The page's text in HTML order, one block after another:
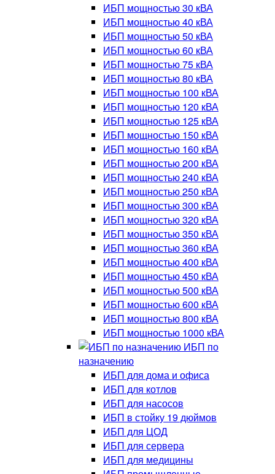
ИБП мощностью 30 кВА
ИБП мощностью 40 кВА
ИБП мощностью 50 кВА
ИБП мощностью 60 кВА
ИБП мощностью 75 кВА
ИБП мощностью 80 кВА
ИБП мощностью 100 кВА
ИБП мощностью 120 кВА
ИБП мощностью 125 кВА
ИБП мощностью 150 кВА
ИБП мощностью 160 кВА
ИБП мощностью 200 кВА
ИБП мощностью 240 кВА
ИБП мощностью 250 кВА
ИБП мощностью 300 кВА
ИБП мощностью 320 кВА
ИБП мощностью 350 кВА
ИБП мощностью 360 кВА
ИБП мощностью 400 кВА
ИБП мощностью 450 кВА
ИБП мощностью 500 кВА
ИБП мощностью 600 кВА
ИБП мощностью 800 кВА
ИБП мощностью 1000 кВА
ИБП по
назначению
ИБП для дома и офиса
ИБП для котлов
ИБП для насосов
ИБП в стойку 19 дюймов
ИБП для ЦОД
ИБП для сервера
ИБП для медицины